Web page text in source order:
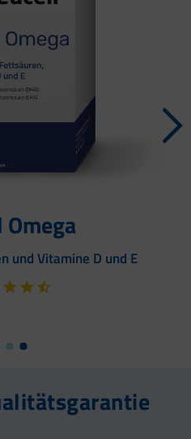
Omega
und Vitamine D und E